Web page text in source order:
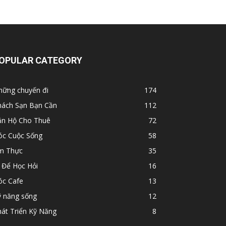
CATEGORY
chuyến đi
174
Sạn Bạn Cần
112
Hộ Cho Thuê
72
Cuộc Sống
58
Thực
35
Học Hỏi
16
Cafe
13
năng sống
12
Triển Kỹ Năng
8